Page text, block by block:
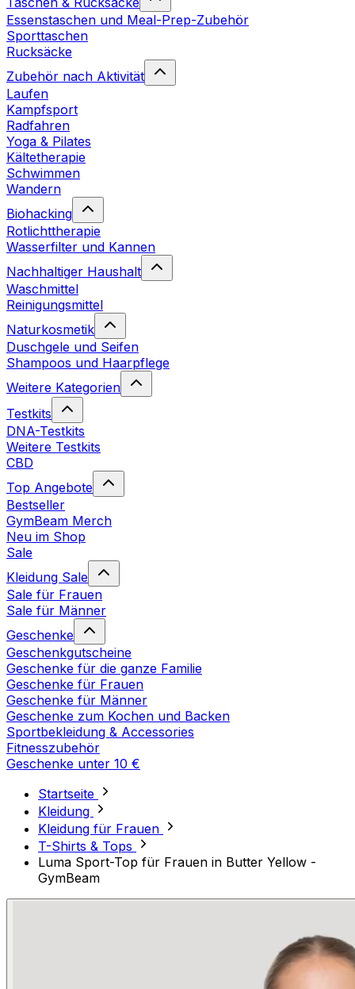
Essenstaschen und Meal-Prep-Zubehör
Sporttaschen
Rucksäcke
Zubehör nach Aktivität
Laufen
Kampfsport
Radfahren
Yoga & Pilates
Kältetherapie
Schwimmen
Wandern
Biohacking
Rotlichttherapie
Wasserfilter und Kannen
Nachhaltiger Haushalt
Waschmittel
Reinigungsmittel
Naturkosmetik
Duschgele und Seifen
Shampoos und Haarpflege
Weitere Kategorien
Testkits
DNA-Testkits
Weitere Testkits
CBD
Top Angebote
Bestseller
GymBeam Merch
Neu im Shop
Sale
Kleidung Sale
Sale für Frauen
Sale für Männer
Geschenke
Geschenkgutscheine
Geschenke für die ganze Familie
Geschenke für Frauen
Geschenke für Männer
Geschenke zum Kochen und Backen
Sportbekleidung & Accessories
Fitnesszubehör
Geschenke unter 10 €
Startseite
Kleidung
Kleidung für Frauen
T-Shirts & Tops
Luma Sport-Top für Frauen in Butter Yellow -
GymBeam